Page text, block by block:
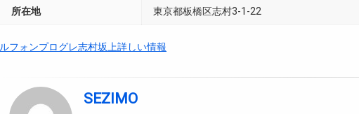
所在地 東京都板橋区志村3-1-22
ルフォンプログレ志村坂上詳しい情報
SEZIMO